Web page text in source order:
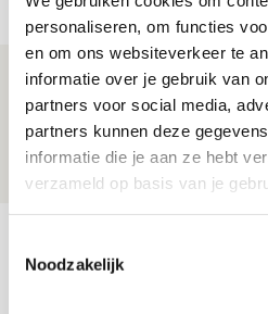
personaliseren, om functies
en om ons websiteverkeer te
informatie over je gebruik van
partners voor social media,
partners kunnen deze
informatie die je aan ze hebt
verzameld op basis van je
Noodzakelijk
FOTOVERSLAG
Míchel niet blij met
na rust: ‘De focus
07 AUGUSTUS 2026 - 08:30
AGENDA